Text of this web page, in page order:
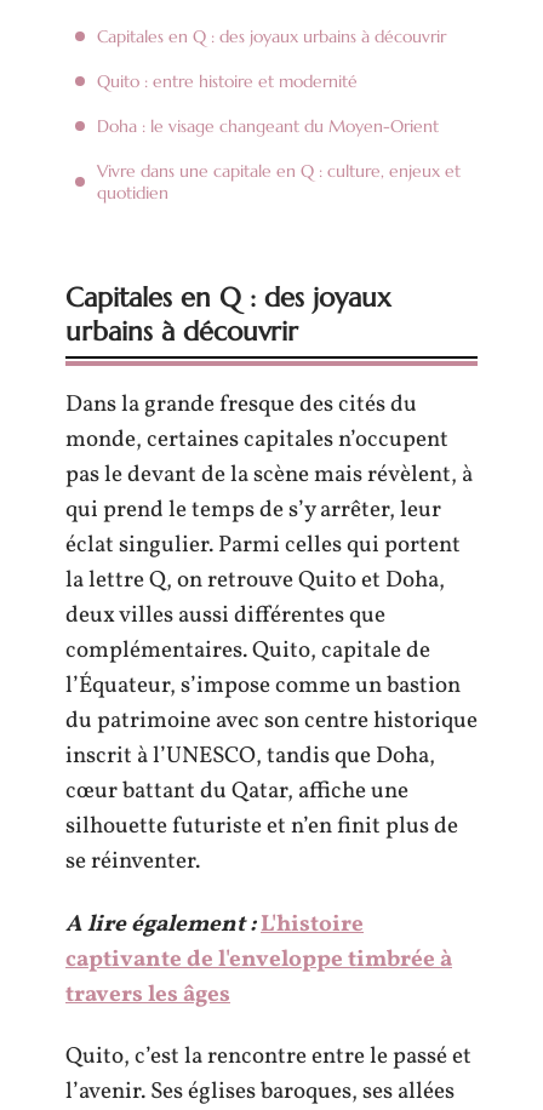
Capitales en Q : des joyaux urbains à découvrir
Quito : entre histoire et modernité
Doha : le visage changeant du Moyen-Orient
Vivre dans une capitale en Q : culture, enjeux et
quotidien
Capitales en Q : des joyaux
urbains à découvrir
Dans la grande fresque des cités du
monde, certaines capitales n’occupent
pas le devant de la scène mais révèlent, à
qui prend le temps de s’y arrêter, leur
éclat singulier. Parmi celles qui portent
la lettre Q, on retrouve Quito et Doha,
deux villes aussi différentes que
complémentaires. Quito, capitale de
l’Équateur, s’impose comme un bastion
du patrimoine avec son centre historique
inscrit à l’UNESCO, tandis que Doha,
cœur battant du Qatar, affiche une
silhouette futuriste et n’en finit plus de
se réinventer.
A lire également :L'histoire
captivante de l'enveloppe timbrée à
travers les âges
Quito, c’est la rencontre entre le passé et
l’avenir. Ses églises baroques, ses allées